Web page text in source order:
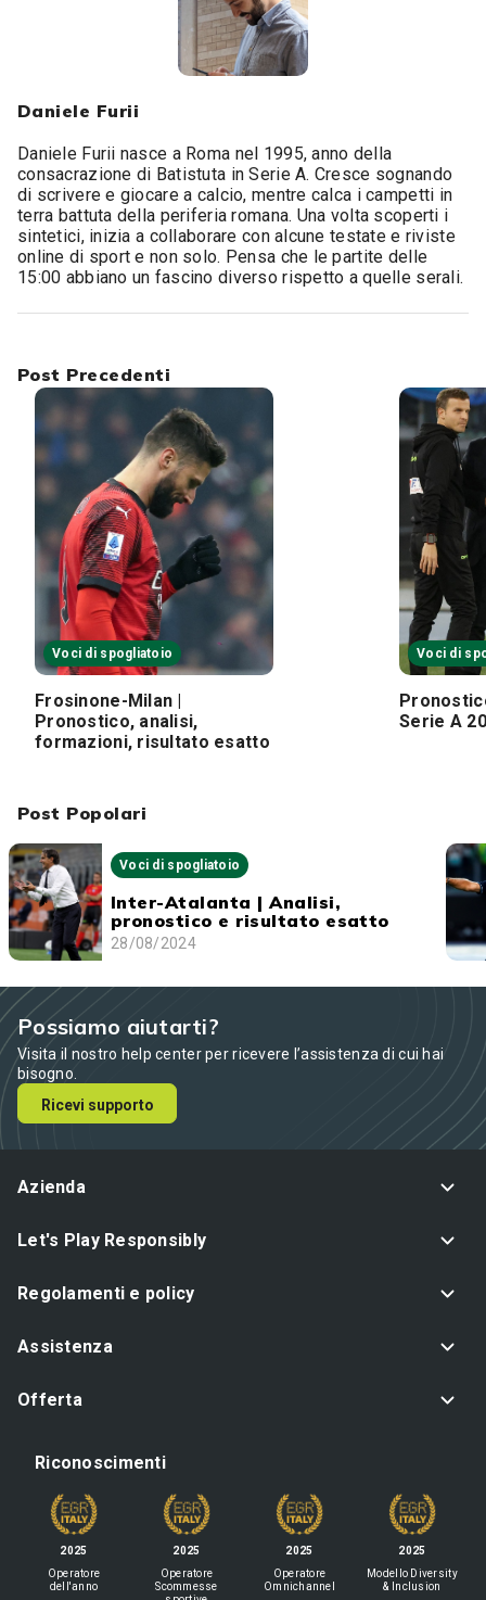
Daniele Furii
Daniele Furii nasce a Roma nel 1995, anno della
consacrazione di Batistuta in Serie A. Cresce sognando
di scrivere e giocare a calcio, mentre calca i campetti in
terra battuta della periferia romana. Una volta scoperti i
sintetici, inizia a collaborare con alcune testate e riviste
online di sport e non solo. Pensa che le partite delle
15:00 abbiano un fascino diverso rispetto a quelle serali.
Post Popolari
Voci di spogliatoio
Inter-Atalanta | Analisi,
pronostico e risultato esatto
28/08/2024
Post Precedenti
Voci di spogliatoio
Frosinone-Milan |
Pronostico, analisi,
formazioni, risultato esatto
Voci di
Serie A
Possiamo aiutarti?
Visita il nostro help center per ricevere l’assistenza di cui hai
bisogno.
Ricevi supporto
Azienda
Let's Play Responsibly
Regolamenti e policy
Assistenza
Offerta
Riconoscimenti
2025
Operatore
dell'anno
2025
Operatore
Scommesse
2025
Operatore
Omnichannel
2025
Modello Diversity
& Inclusion